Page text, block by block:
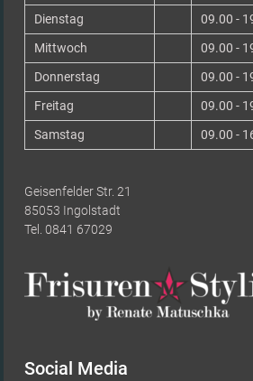
Dienstag
09.00 -
Mittwoch
09.00 -
Donnerstag
09.00 -
Freitag
09.00 -
Samstag
09.00 -
Geisenfelder Str. 21
85053 Ingolstadt
Tel. 0841 67029
Social Media